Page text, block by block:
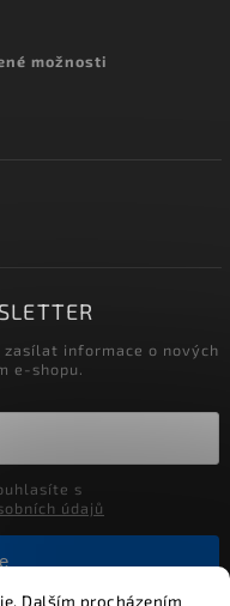
Dalším procházením
možnosti
informace o nových
e-shopu.
údajů